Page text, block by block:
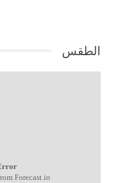
الطقس
Forecast.io!.